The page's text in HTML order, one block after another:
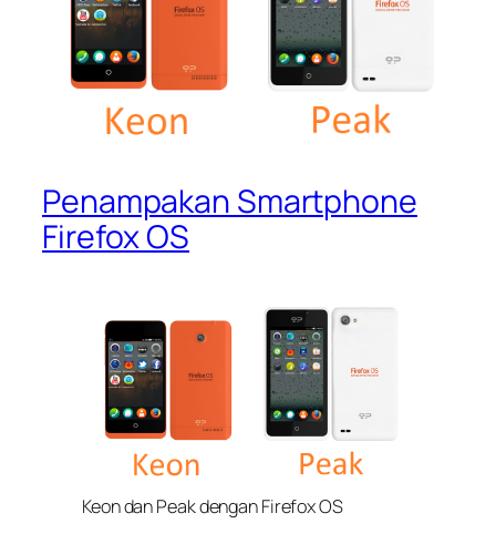
Penampakan Smartphone
Firefox OS
Keon dan Peak dengan Firefox OS